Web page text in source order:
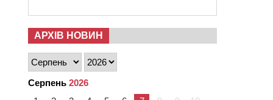
АРХІВ НОВИН
Серпень 2026